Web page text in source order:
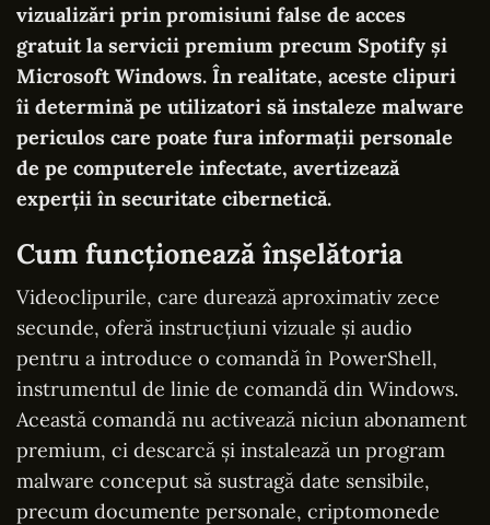
vizualizări prin promisiuni false de acces
gratuit la servicii premium precum Spotify și
Microsoft Windows. În realitate, aceste clipuri
îi determină pe utilizatori să instaleze malware
periculos care poate fura informații personale
de pe computerele infectate, avertizează
experții în securitate cibernetică.
Cum funcționează înșelătoria
Videoclipurile, care durează aproximativ zece
secunde, oferă instrucțiuni vizuale și audio
pentru a introduce o comandă în PowerShell,
instrumentul de linie de comandă din Windows.
Această comandă nu activează niciun abonament
premium, ci descarcă și instalează un program
malware conceput să sustragă date sensibile,
precum documente personale, criptomonede